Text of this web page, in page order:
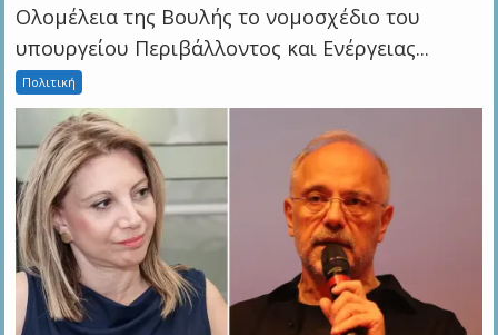
Ολομέλεια της Βουλής το νομοσχέδιο του
υπουργείου Περιβάλλοντος και Ενέργειας...
Πολιτική